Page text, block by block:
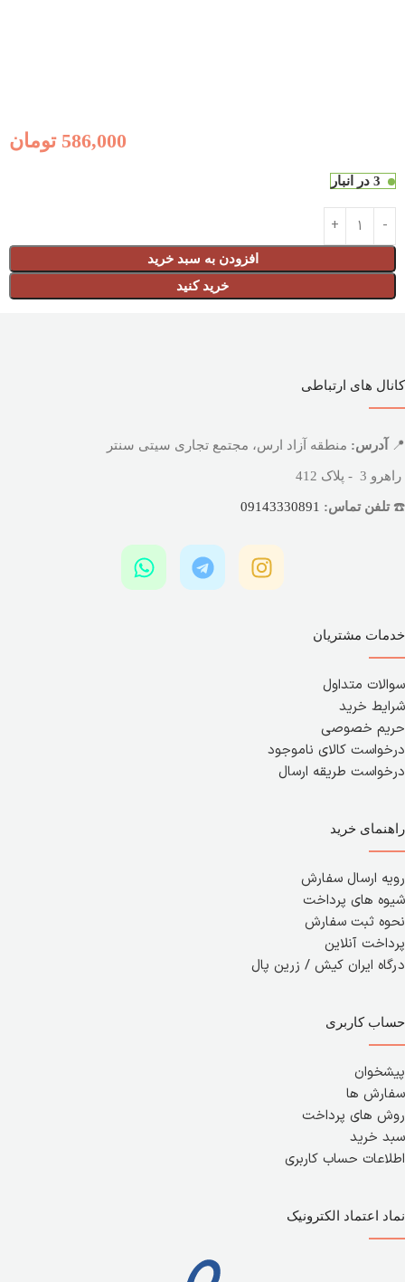
586,000 تومان
3 در انبار
افزودن به سبد خرید
خرید کنید
کانال های ارتباطی
📍 آدرس: منطقه آزاد ارس، مجتمع تجاری سیتی سنتر
راهرو 3 - پلاک 412
☎️تلفن تماس: 09143330891
خدمات مشتریان
سوالات متداول
شرایط خرید
حریم خصوصی
درخواست کالای ناموجود
درخواست طریقه ارسال
راهنمای خرید
رویه ارسال سفارش
شیوه های پرداخت
نحوه ثبت سفارش
پرداخت آنلاین
درگاه ایران کیش / زرین پال
حساب کاربری
پیشخوان
سفارش ها
روش های پرداخت
سبد خرید
اطلاعات حساب کاربری
نماد اعتماد الکترونیک